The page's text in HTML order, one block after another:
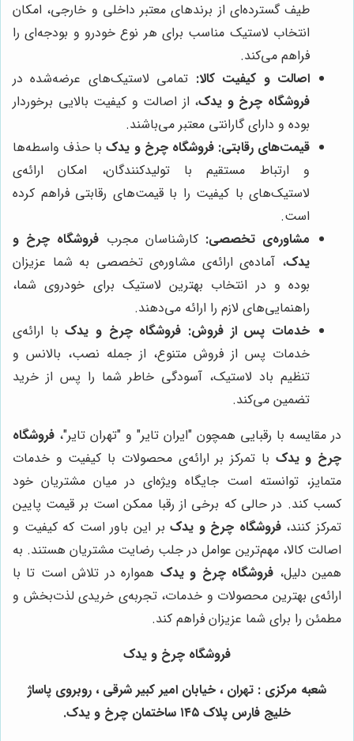
طیف گسترده‌ای از برندهای معتبر داخلی و خارجی، امکان
انتخاب لاستیک مناسب برای هر نوع خودرو و بودجه‌ای را
فراهم می‌کند.
اصالت و کیفیت کالا: تمامی لاستیک‌های عرضه‌شده در
فروشگاه چرخ و یدک، از اصالت و کیفیت بالایی برخوردار
بوده و دارای گارانتی معتبر می‌باشند.
قیمت‌های رقابتی: فروشگاه چرخ و یدکبا حذف واسطه‌ها
و ارتباط مستقیم با تولیدکنندگان، امکان ارائه‌ی
لاستیک‌های با کیفیت را با قیمت‌های رقابتی فراهم کرده
است.
مشاوره‌ی تخصصی: کارشناسان مجرب فروشگاه چرخ و
یدک، آماده‌ی ارائه‌ی مشاوره‌ی تخصصی به شما عزیزان
بوده و در انتخاب بهترین لاستیک برای خودروی شما،
راهنمایی‌های لازم را ارائه می‌دهند.
خدمات پس از فروش: فروشگاه چرخ و یدکبا ارائه‌ی
خدمات پس از فروش متنوع، از جمله نصب، بالانس و
تنظیم باد لاستیک، آسودگی خاطر شما را پس از خرید
تضمین می‌کند.
در مقایسه با رقبایی همچون "ایران تایر" و "تهران تایر"، فروشگاه
چرخ و یدک با تمرکز بر ارائه‌ی محصولات با کیفیت و خدمات
متمایز، توانسته است جایگاه ویژه‌ای در میان مشتریان خود
کسب کند. در حالی که برخی از رقبا ممکن است بر قیمت پایین
تمرکز کنند،فروشگاه چرخ و یدکبر این باور است که کیفیت و
اصالت کالا، مهم‌ترین عوامل در جلب رضایت مشتریان هستند. به
همین دلیل، فروشگاه چرخ و یدک همواره در تلاش است تا با
ارائه‌ی بهترین محصولات و خدمات، تجربه‌ی خریدی لذت‌بخش و
مطمئن را برای شما عزیزان فراهم کند.
فروشگاه چرخ و یدک
شعبه مرکزی : تهران ، خیابان امیر کبیر شرقی ، روبروی پاساژ
خلیج فارس پلاک ۱۴۵ ساختمان چرخ و یدک.